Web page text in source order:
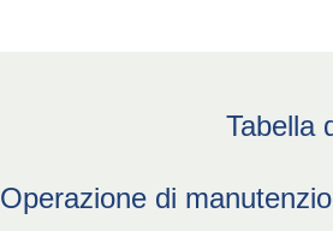
Tabella
Operazione di